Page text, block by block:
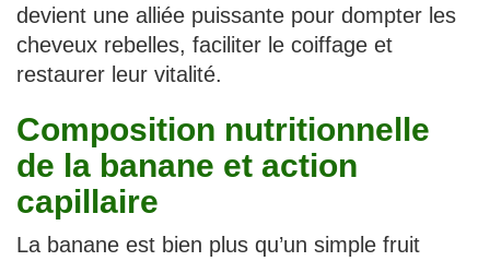
devient une alliée puissante pour dompter les
cheveux rebelles, faciliter le coiffage et
restaurer leur vitalité.
Composition nutritionnelle
de la banane et action
capillaire
La banane est bien plus qu’un simple fruit